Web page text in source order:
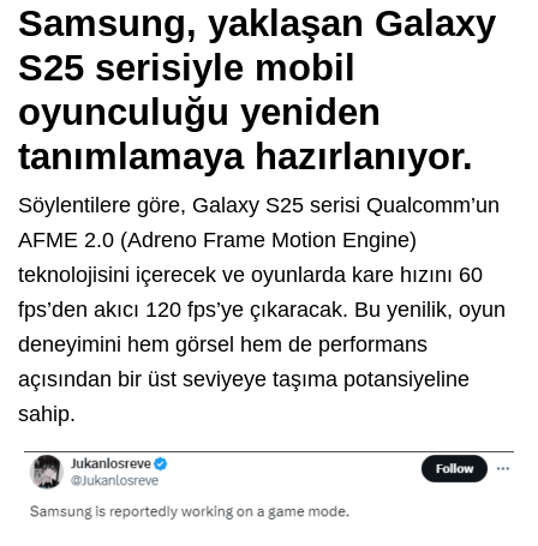
Samsung, yaklaşan Galaxy
S25 serisiyle mobil
oyunculuğu yeniden
tanımlamaya hazırlanıyor.
Söylentilere göre, Galaxy S25 serisi Qualcomm’un
AFME 2.0 (Adreno Frame Motion Engine)
teknolojisini içerecek ve oyunlarda kare hızını 60
fps’den akıcı 120 fps’ye çıkaracak. Bu yenilik, oyun
deneyimini hem görsel hem de performans
açısından bir üst seviyeye taşıma potansiyeline
sahip.